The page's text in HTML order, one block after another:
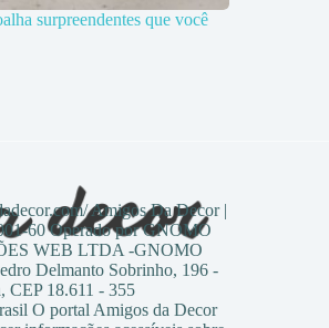
surpreendentes que você
Amigos Da Decor |
60 Operado por GNOMO
WEB LTDA -GNOMO
Delmanto Sobrinho, 196 -
CEP 18.611 - 355
O portal Amigos da Decor